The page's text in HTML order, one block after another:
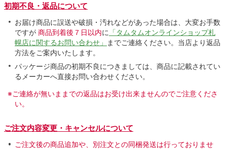
初期不良・返品について
お届け商品に誤送や破損・汚れなどがあった場合は、大変お手数
ですが 商品到着後７日以内に 「タムタムオンラインショップ札
幌店に関するお問い合わせ」
までご連絡ください。当店より返品
方法をご案内いたします。
パッケージ商品の初期不良につきましては、商品に記載されてい
るメーカーへ直接お問い合わせください。
※ご連絡が無いままでの返品はお受け出来ませんのでご注意くださ
い。
ご注文内容変更・キャンセルについて
ご注文後の商品追加や、別注文との同梱発送は行っておりませ